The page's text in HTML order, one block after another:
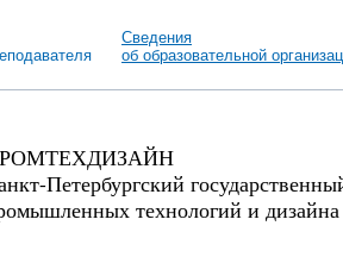
Сведения
об образовательной
Петербургский
технологий и дизайна